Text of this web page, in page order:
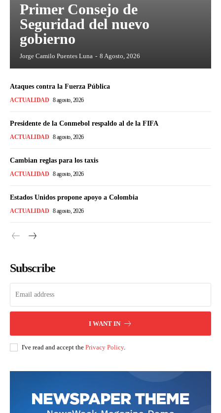
Primer Consejo de
Seguridad del nuevo
gobierno
Jorge Camilo Puentes Luna - 8 Agosto, 2026
Ataques contra la Fuerza Pública
ACTUALIDAD 8 agosto, 2026
Presidente de la Conmebol respaldo al de la FIFA
ACTUALIDAD 8 agosto, 2026
Cambian reglas para los taxis
ACTUALIDAD 8 agosto, 2026
Estados Unidos propone apoyo a Colombia
ACTUALIDAD 8 agosto, 2026
Subscribe
I WANT IN
I've read and accept the Privacy Policy.